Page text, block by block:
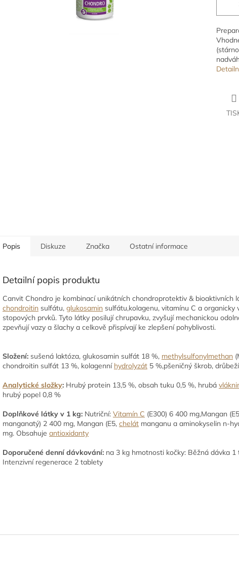
Popis Diskuze Značka Ostatní informace
Detailní popis produktu
Canvit Chondro je kombinací unikátních chondroprotektiv & bioaktivních
chondroitin sulfátu, glukosamin sulfátu,kolagenu, vitamínu C a organicky
stopových prvků. Tyto látky posilují chrupavku, zvyšují mechanickou
zpevňují vazy a šlachy a celkově přispívají ke zlepšení pohyblivosti.
Složení: sušená laktóza, glukosamin sulfát 18 %, methylsulfonylmethan
chondroitin sulfát 13 %, kolagenní hydrolyzát 5 %,pšeničný škrob,
Analytické složky: Hrubý protein 13,5 %, obsah tuku 0,5 %, hrubá
hrubý popel 0,8 %
Doplňkové látky v 1 kg: Nutriční: Vitamín C (E300) 6 400 mg,Mangan
manganatý) 2 400 mg, Mangan (E5, chelát manganu a aminokyselin n-
mg. Obsahuje antioxidanty
Doporučené denní dávkování: na 3 kg hmotnosti kočky: Běžná dávka 1
Intenzivní regenerace 2 tablety